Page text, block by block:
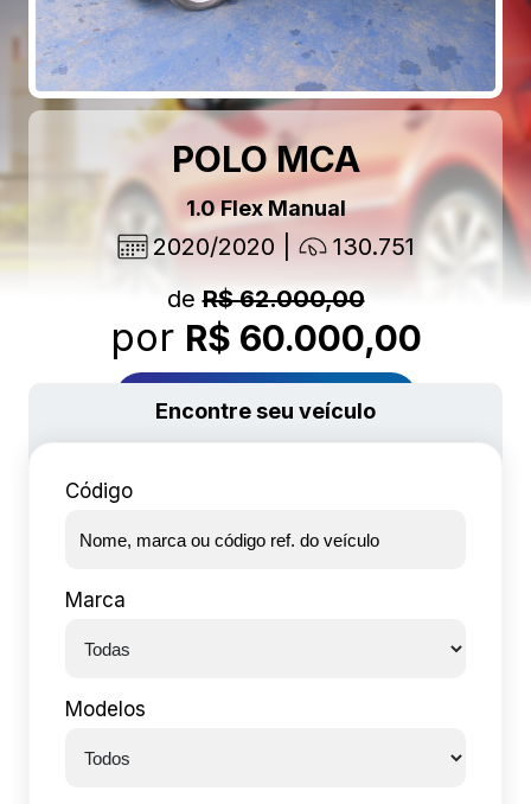
POLO MCA
1.0 Flex Manual
2020/2020
130.751
deR$ 62.000,00
por R$ 60.000,00
Mais detalhes
Encontre seu veículo
Código
Marca
Modelos